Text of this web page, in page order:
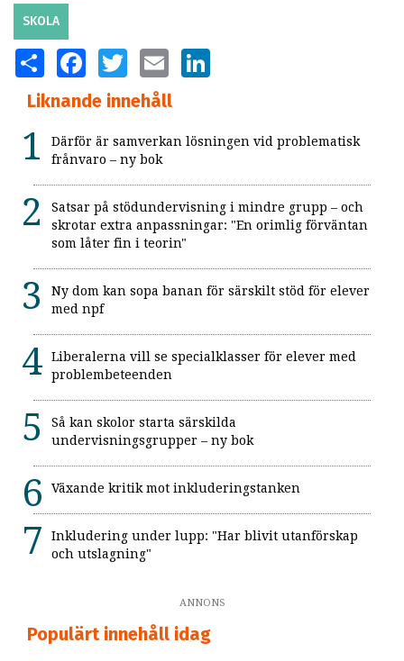
SKOLA
SHARE FACEBOOKTWITTER EMAIL
Liknande innehåll
Därför är samverkan lösningen vid problematisk
frånvaro – ny bok
Satsar på stödundervisning i mindre grupp – och
skrotar extra anpassningar: "En orimlig förväntan
som låter fin i teorin"
Ny dom kan sopa banan för särskilt stöd för elever
med npf
Liberalerna vill se specialklasser för elever med
problembeteenden
Så kan skolor starta särskilda
undervisningsgrupper – ny bok
Växande kritik mot inkluderingstanken
Inkludering under lupp: "Har blivit utanförskap
och utslagning"
ANNONS
Populärt innehåll idag